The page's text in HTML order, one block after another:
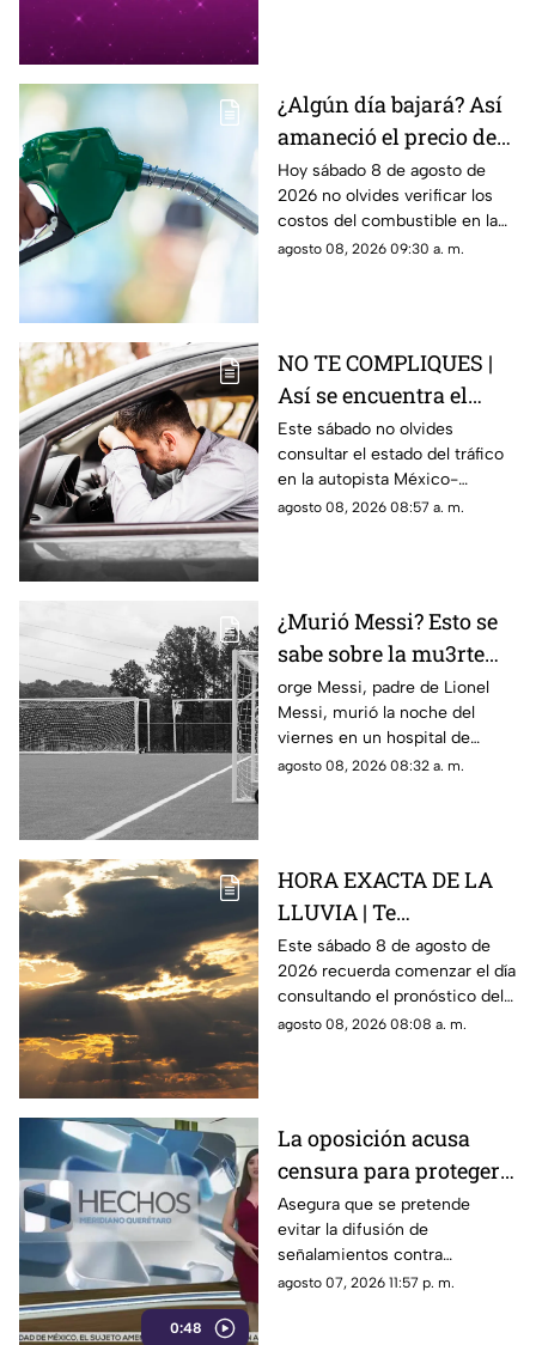
¿Algún día bajará? Así
amaneció el precio de
la gasolina HOY en
Querétaro
Hoy sábado 8 de agosto de
2026 no olvides verificar los
costos del combustible en la
entidad queretana
agosto 08, 2026 09:30 a. m.
NO TE COMPLIQUES |
Así se encuentra el
tráfico HOY en la
autopista México
Querétaro
Este sábado no olvides
consultar el estado del tráfico
en la autopista México-
Querétaro.
agosto 08, 2026 08:57 a. m.
¿Murió Messi? Esto se
sabe sobre la mu3rte
del argentino
orge Messi, padre de Lionel
Messi, murió la noche del
viernes en un hospital de
Rosario, Argentina.
agosto 08, 2026 08:32 a. m.
HORA EXACTA DE LA
LLUVIA | Te
compartimos el
pronóstico del clima
HOY en Querétaro
Este sábado 8 de agosto de
2026 recuerda comenzar el día
consultando el pronóstico del
clima en Querétaro.
agosto 08, 2026 08:08 a. m.
0:48
La oposición acusa
censura para proteger a
presuntos
narcopolíticos
vinculados a la 4T
Asegura que se pretende
evitar la difusión de
señalamientos contra
presuntos narcopolíticos
agosto 07, 2026 11:57 p. m.